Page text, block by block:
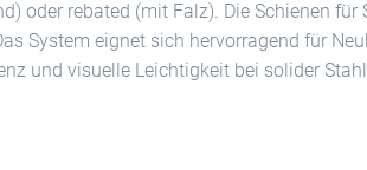
oder rebated (mit Falz). Die Schienen
System eignet sich hervorragend für
und visuelle Leichtigkeit bei solider